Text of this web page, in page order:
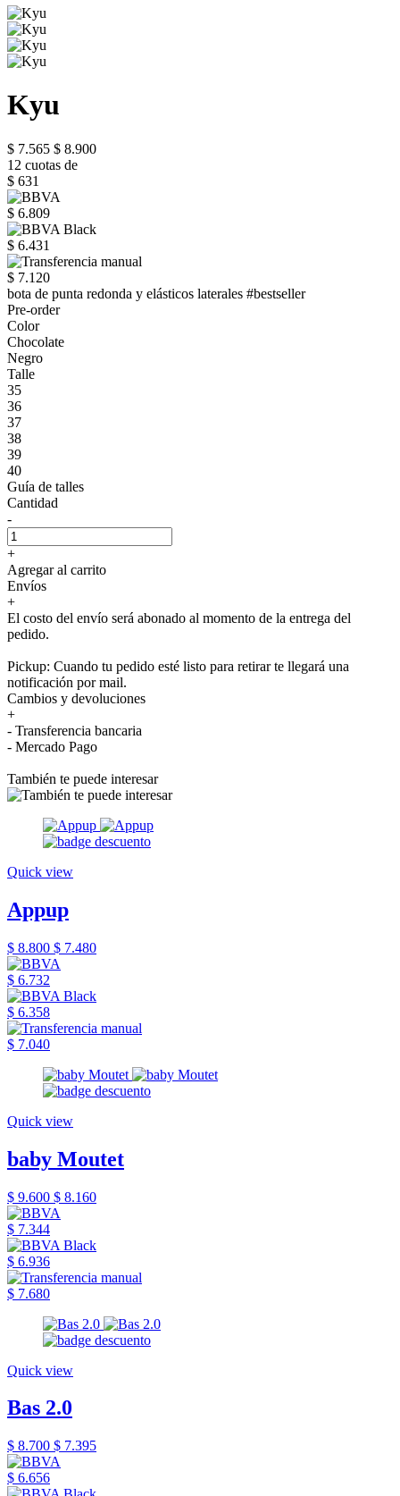
Kyu
$ 7.565 $ 8.900
12 cuotas de
$ 631
$ 6.809
$ 6.431
$ 7.120
bota de punta redonda y elásticos laterales #bestseller
Pre-order
Color
Chocolate
Negro
Talle
35
36
37
38
39
40
Guía de talles
Cantidad
-
+
Agregar al carrito
Envíos
+
El costo del envío será abonado al momento de la entrega del
pedido.
Pickup: Cuando tu pedido esté listo para retirar te llegará una
notificación por mail.
Cambios y devoluciones
+
- Transferencia bancaria
- Mercado Pago
También te puede interesar
Quick view
Appup
$ 8.800 $ 7.480
$ 6.732
$ 6.358
$ 7.040
Quick view
baby Moutet
$ 9.600 $ 8.160
$ 7.344
$ 6.936
$ 7.680
Quick view
Bas 2.0
$ 8.700 $ 7.395
$ 6.656